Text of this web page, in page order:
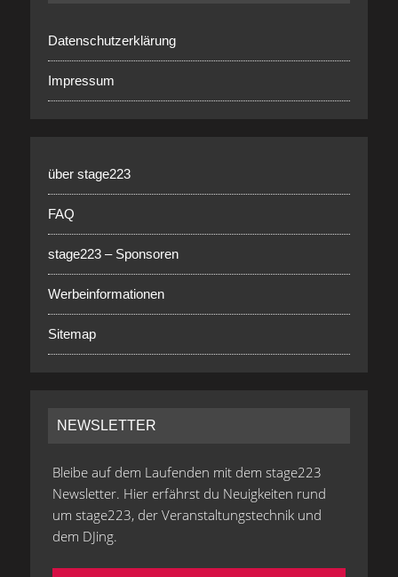
Datenschutzerklärung
Impressum
über stage223
FAQ
stage223 – Sponsoren
Werbeinformationen
Sitemap
NEWSLETTER
Bleibe auf dem Laufenden mit dem stage223
Newsletter. Hier erfährst du Neuigkeiten rund
um stage223, der Veranstaltungstechnik und
dem DJing.